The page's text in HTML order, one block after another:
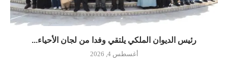
رئيس الديوان الملكي يلتقي وفدا من لجان الأحياء...
أغسطس 4, 2026